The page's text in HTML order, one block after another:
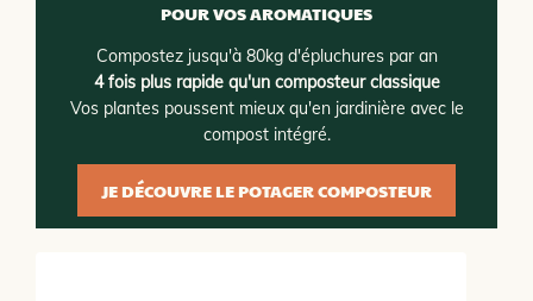
POUR VOS AROMATIQUES
Compostez jusqu'à 80kg d'épluchures par an
4 fois plus rapide qu'un composteur classique
Vos plantes poussent mieux qu'en jardinière avec le
compost intégré.
JE DÉCOUVRE LE POTAGER COMPOSTEUR